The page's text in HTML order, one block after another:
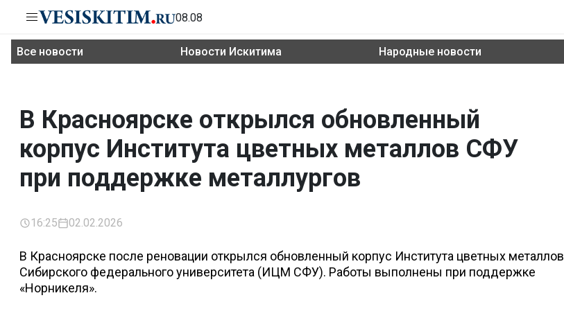
08.08
Все новости Новости Искитима Народные новости
В Красноярске открылся обновленный
корпус Института цветных металлов СФУ
при поддержке металлургов
16:25 02.02.2026
В Красноярске после реновации открылся обновленный корпус Института цветных металлов
Сибирского федерального университета (ИЦМ СФУ). Работы выполнены при поддержке
«Норникеля».